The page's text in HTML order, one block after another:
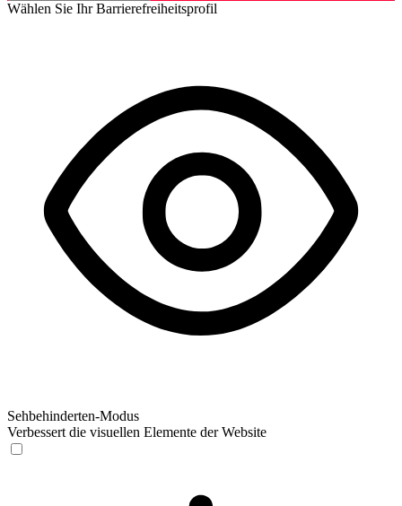
Wählen Sie Ihr Barrierefreiheitsprofil
Sehbehinderten-Modus
Verbessert die visuellen Elemente der Website